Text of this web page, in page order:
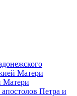
Матери
Матери
Петра и